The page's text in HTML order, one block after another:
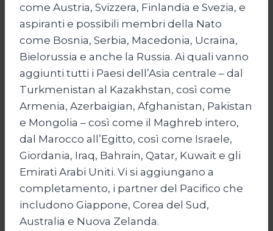
come Austria, Svizzera, Finlandia e Svezia, e
aspiranti e possibili membri della Nato
come Bosnia, Serbia, Macedonia, Ucraina,
Bielorussia e anche la Russia. Ai quali vanno
aggiunti tutti i Paesi dell’Asia centrale – dal
Turkmenistan al Kazakhstan, così come
Armenia, Azerbaigian, Afghanistan, Pakistan
e Mongolia – così come il Maghreb intero,
dal Marocco all’Egitto, così come Israele,
Giordania, Iraq, Bahrain, Qatar, Kuwait e gli
Emirati Arabi Uniti. Vi si aggiungano a
completamento, i partner del Pacifico che
includono Giappone, Corea del Sud,
Australia e Nuova Zelanda.